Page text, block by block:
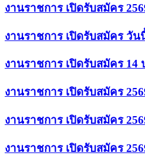
งานราชการ เปิดรับสมัคร
งานราชการ เปิดรับสมัคร วัน
งานราชการ เปิดรับสมัคร 14
งานราชการ เปิดรับสมัคร
งานราชการ เปิดรับสมัคร
งานราชการ เปิดรับสมัคร